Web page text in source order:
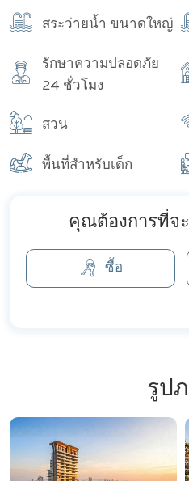
สระว่ายน้ำ ขนาดใหญ่
รักษาความปลอดภัย
24 ชั่วโมง
สวน
พื้นที่สำหรับเด็ก
คุณต้องการที่จ
ซื้อ
รูป